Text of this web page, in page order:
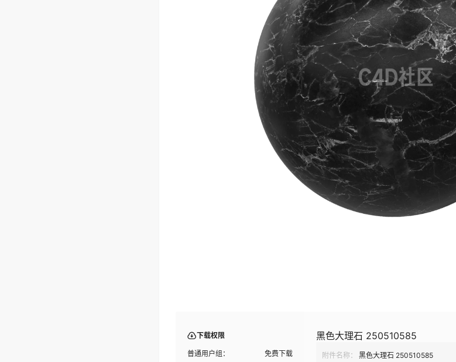
下载权限
普通用户组：
免费下载
黑色大理石 250510585
附件名称： 黑色大理石 250510585